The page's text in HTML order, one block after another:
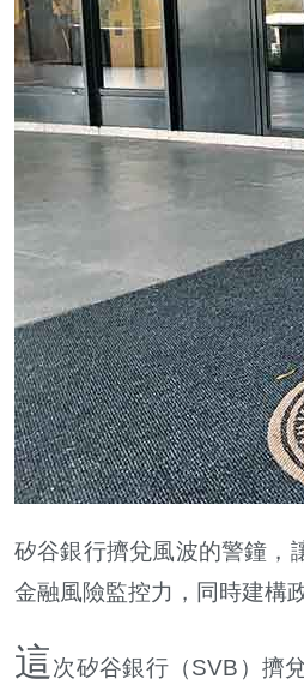
矽谷銀行擠兌風波的警鐘，
金融風險監控力，同時建構
這次矽谷銀行（SVB）擠